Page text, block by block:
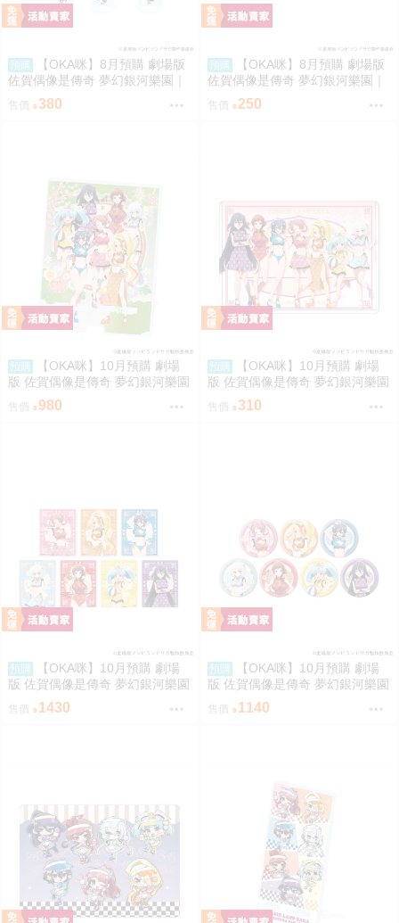
預購
【OKA咪】8月預購 劇場版
佐賀偶像是傳奇 夢幻銀河樂園｜
壓克力迷你立牌 盲抽(7種) 冰淇
淋店ver. 隨機一款
380
預購
【OKA咪】8月預購 劇場版
佐賀偶像是傳奇 夢幻銀河樂園｜
徽章 02/盲抽(7種) 冰淇淋店ver.
隨機一款
250
預購
【OKA咪】10月預購 劇場
版 佐賀偶像是傳奇 夢幻銀河樂園
｜大型壓克力手機架 01/集合款
旗袍泳裝ver.
售價 980
預購
【OKA咪】10月預購 劇場
版 佐賀偶像是傳奇 夢幻銀河樂園
｜角色透明收納夾 02/集合款 旗
袍泳裝ver.(新繪插畫)
售價 310
預購
【OKA咪】10月預購 劇場
版 佐賀偶像是傳奇 夢幻銀河樂園
｜壓克力卡片 02/全套組(全7種)
旗袍泳裝ver.
售價 1430
預購
【OKA咪】10月預購 劇場
版 佐賀偶像是傳奇 夢幻銀河樂園
｜徽章 03/全套組(全7種) 旗袍泳
裝ver.(新繪插畫)
售價 1140